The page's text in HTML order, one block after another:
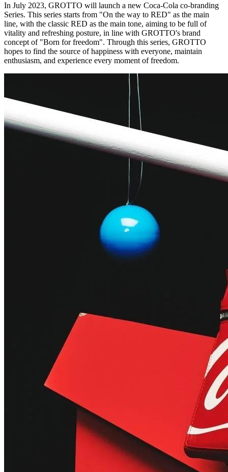
In July 2023, GROTTO will launch a new Coca-Cola co-branding
Series. This series starts from "On the way to RED" as the main
line, with the classic RED as the main tone, aiming to be full of
vitality and refreshing posture, in line with GROTTO's brand
concept of "Born for freedom". Through this series, GROTTO
hopes to find the source of happiness with everyone, maintain
enthusiasm, and experience every moment of freedom.